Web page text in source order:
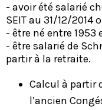
- avoir été salarié
SEIT au 31/12/2014
- être né entre 1953
- être salarié de
partir à la retraite.
Calcul à partir
l’ancien